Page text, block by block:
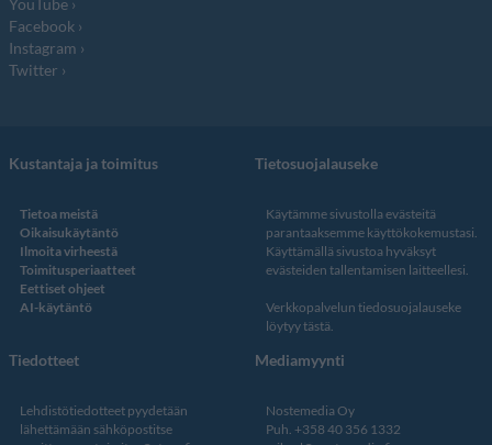
YouTube
Facebook
Instagram
Twitter
Kustantaja ja toimitus
Tietoa meistä
Oikaisukäytäntö
Ilmoita virheestä
Toimitusperiaatteet
Eettiset ohjeet
AI-käytäntö
Tietosuojalauseke
Käytämme sivustolla evästeitä
parantaaksemme käyttökokemustasi.
Käyttämällä sivustoa hyväksyt
evästeiden tallentamisen laitteellesi.
Verkkopalvelun tiedosuojalauseke
löytyy tästä.
Tiedotteet
Lehdistötiedotteet pyydetään
lähettämään sähköpostitse
Mediamyynti
Nostemedia Oy
Puh. +358 40 356 1332